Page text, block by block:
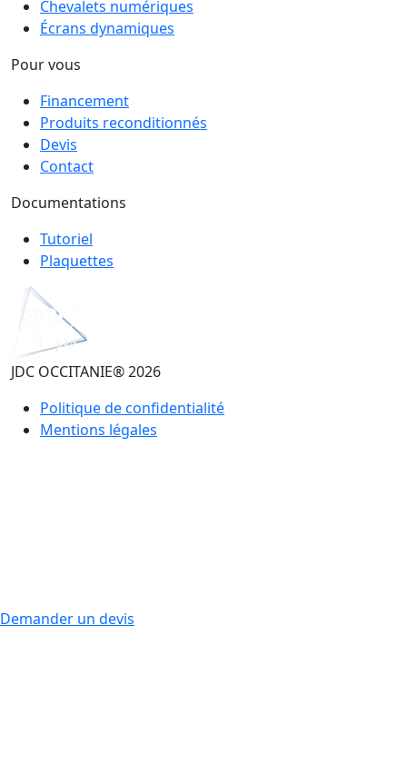
Chevalets numériques
Écrans dynamiques
Pour vous
Financement
Produits reconditionnés
Devis
Contact
Documentations
Tutoriel
Plaquettes
JDC OCCITANIE® 2026
Politique de confidentialité
Mentions légales
Demander un devis